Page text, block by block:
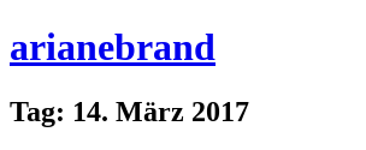
arianebrand
Tag: 14. März 2017